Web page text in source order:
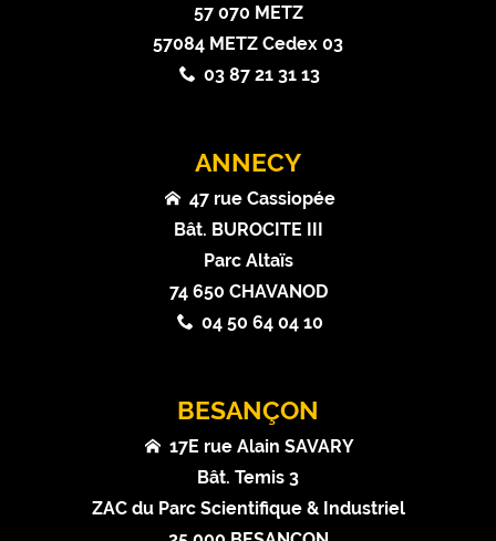
57 070 METZ
57084 METZ Cedex 03
03 87 21 31 13
ANNECY
47 rue Cassiopée
Bât. BUROCITE III
Parc Altaïs
74 650 CHAVANOD
04 50 64 04 10
BESANÇON
17E rue Alain SAVARY
Bât. Temis 3
ZAC du Parc Scientifique & Industriel